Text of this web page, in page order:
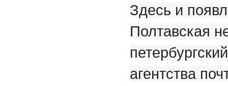
Здесь и
Полтавская
агентства